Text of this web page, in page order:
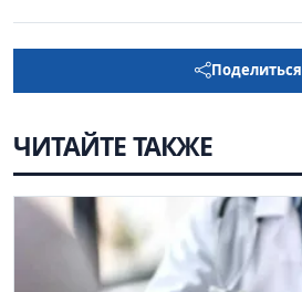
Поделиться
ЧИТАЙТЕ ТАКЖЕ